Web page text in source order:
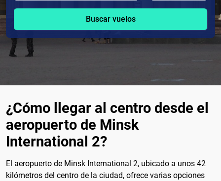
Buscar vuelos
¿Cómo llegar al centro desde el
aeropuerto de Minsk
International 2?
El aeropuerto de Minsk International 2, ubicado a unos 42
kilómetros del centro de la ciudad, ofrece varias opciones